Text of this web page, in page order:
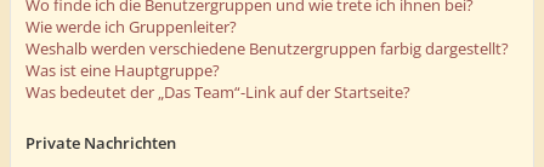
Wo finde ich die Benutzergruppen und wie trete ich ihnen bei?
Wie werde ich Gruppenleiter?
Weshalb werden verschiedene Benutzergruppen farbig dargestellt?
Was ist eine Hauptgruppe?
Was bedeutet der „Das Team“-Link auf der Startseite?
Private Nachrichten